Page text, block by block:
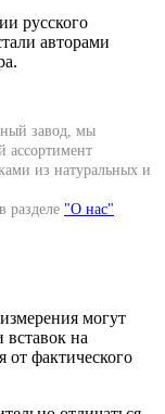
русского
авторами
завод, мы
ассортимент
из натуральных и
разделе "О нас"
могут
вставок на
от фактического